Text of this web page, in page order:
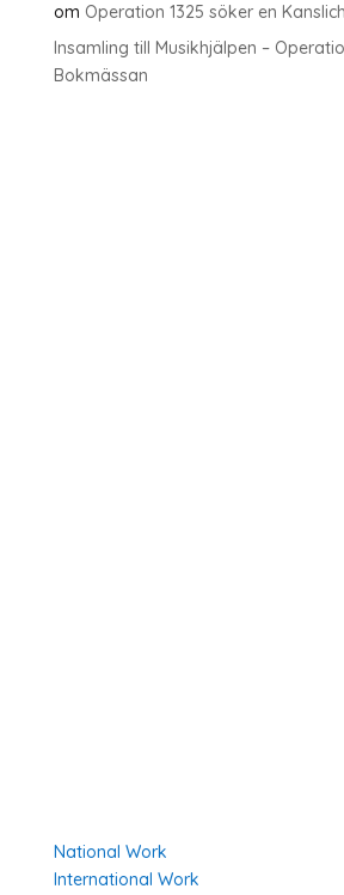
om Operation 1325 söker en
Insamling till Musikhjälpen –
Bokmässan
National Work
International Work